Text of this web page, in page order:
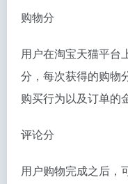
购物分
用户在淘宝天猫平台
分，每次获得的购物
购买行为以及订单的
评论分
用户购物完成之后，